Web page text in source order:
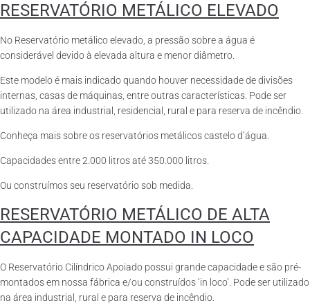
RESERVATÓRIO METÁLICO ELEVADO
No Reservatório metálico elevado, a pressão sobre a água é
considerável devido à elevada altura e menor diâmetro.
Este modelo é mais indicado quando houver necessidade de divisões
internas, casas de máquinas, entre outras características. Pode ser
utilizado na área industrial, residencial, rural e para reserva de incêndio.
Conheça mais sobre os reservatórios metálicos castelo d’água.
Capacidades entre 2.000 litros até 350.000 litros.
Ou construímos seu reservatório sob medida.
RESERVATÓRIO METÁLICO DE ALTA
CAPACIDADE MONTADO IN LOCO
O Reservatório Cilíndrico Apoiado possui grande capacidade e são pré-
montados em nossa fábrica e/ou construídos ‘in loco’. Pode ser utilizado
na área industrial, rural e para reserva de incêndio.